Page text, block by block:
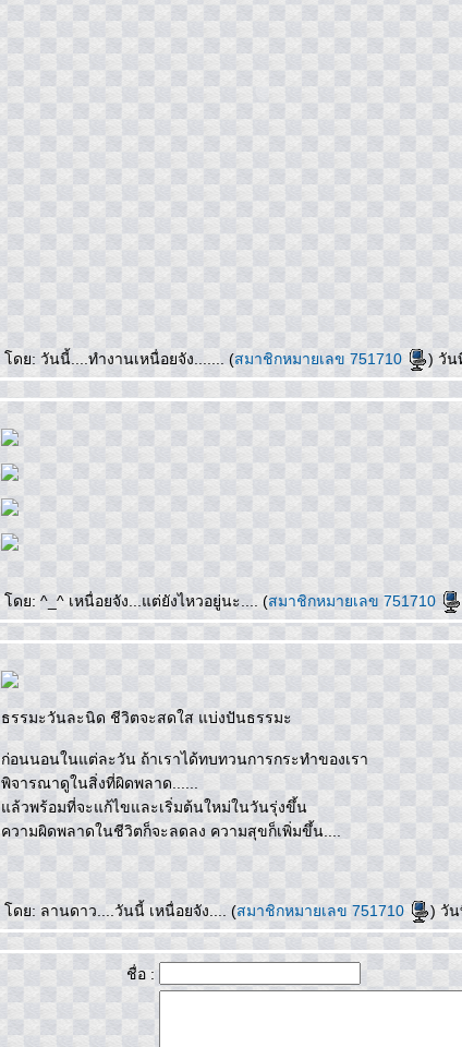
ดย: วันนี้....ทำงานเหนื่อยจัง....... (สมาชิกหมายเลข 751710 ) วัน
ดย: ^_^ เหนื่อยจัง...แต่ยังไหวอยู่นะ.... (สมาชิกหมายเลข 751710
ธรรมะวันละนิด ชีวิตจะสดใส แบ่งปันธรรมะ
ก่อนนอนในแต่ละวัน ถ้าเราได้ทบทวนการกระทำของเรา
พิจารณาดูในสิ่งที่ผิดพลาด......
ล้วพร้อมที่จะแก้ไขและเริ่มต้นใหม่ในวันรุ่งขึ้น
ความผิดพลาดในชีวิตก็จะลดลง ความสุขก็เพิ่มขึ้น....
ดย: ลานดาว....วันนี้ เหนื่อยจัง.... (สมาชิกหมายเลข 751710 ) วัน
ชื่อ :